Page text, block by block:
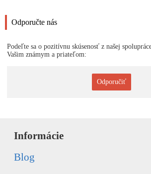
Odporučte nás
Podeľte sa o pozitívnu skúsenosť z našej
Vašim známym a priateľom:
Odporučiť
Informácie
Blog